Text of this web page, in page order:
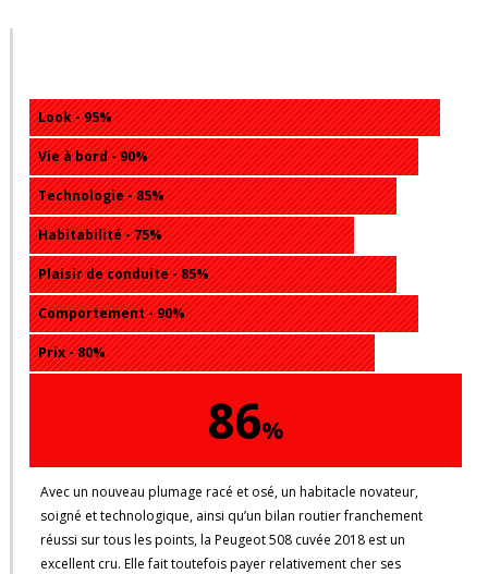
Look - 95%
Vie à bord - 90%
Technologie - 85%
Habitabilité - 75%
Plaisir de conduite - 85%
Comportement - 90%
Prix - 80%
86%
Avec un nouveau plumage racé et osé, un habitacle novateur,
soigné et technologique, ainsi qu’un bilan routier franchement
réussi sur tous les points, la Peugeot 508 cuvée 2018 est un
excellent cru. Elle fait toutefois payer relativement cher ses